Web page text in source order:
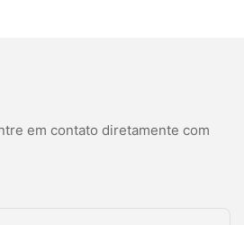
em contato diretamente com